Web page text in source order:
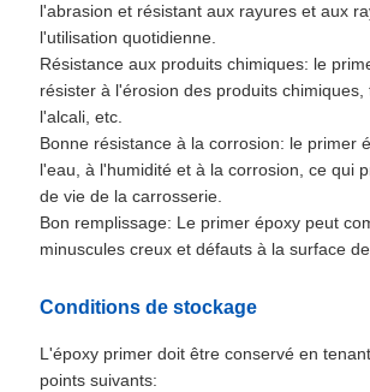
l'abrasion et résistant aux rayures et aux
l'utilisation quotidienne.
Résistance aux produits chimiques: le
résister à l'érosion des produits chimiques,
l'alcali, etc.
Bonne résistance à la corrosion: le primer
l'eau, à l'humidité et à la corrosion, ce qui
de vie de la carrosserie.
Bon remplissage: Le primer époxy peut
minuscules creux et défauts à la surface
Conditions de stockage
L'époxy primer doit être conservé en
points suivants: